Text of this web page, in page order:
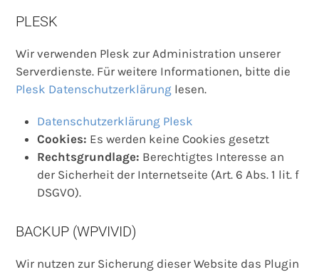
PLESK
Wir verwenden Plesk zur Administration unserer
Serverdienste. Für weitere Informationen, bitte die
Plesk Datenschutzerklärung lesen.
Datenschutzerklärung Plesk
Cookies: Es werden keine Cookies gesetzt
Rechtsgrundlage: Berechtigtes Interesse an
der Sicherheit der Internetseite (Art. 6 Abs. 1 lit. f
DSGVO).
BACKUP (WPVIVID)
Wir nutzen zur Sicherung dieser Website das Plugin